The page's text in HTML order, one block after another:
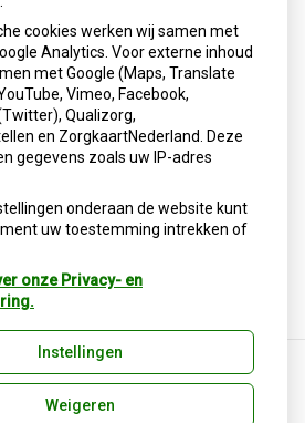
uw medische gegevens
Dan kunt u hiervoor mondeling
uw huisarts of apotheker daarom
het formulier uitprinten, invullen en
Ook kunt u uw toestemming
. Het kan zijn dat
gegevens over u hebben die ze
bij elke zorgaanbieder uw
toestemming altijd weer intrekken.
Volgjezorg
en uitprinten?
cookies werken wij samen met
Analytics. Voor externe inhoud
met Google (Maps, Translate
Vimeo, Facebook,
Qualizorg,
en ZorgkaartNederland. Deze
gegevens zoals uw IP-adres
onderaan de website kunt
uw toestemming intrekken of
onze Privacy- en
Instellingen
Weigeren